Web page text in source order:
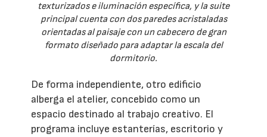
texturizados e iluminación específica, y la suite
principal cuenta con dos paredes acristaladas
orientadas al paisaje con un cabecero de gran
formato diseñado para adaptar la escala del
dormitorio.
De forma independiente, otro edificio
alberga el atelier, concebido como un
espacio destinado al trabajo creativo. El
programa incluye estanterías, escritorio y